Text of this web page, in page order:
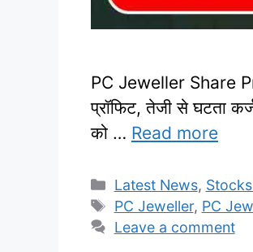
PC Jeweller Share
प्रॉफिट, तेजी से घटता
को … Read more
Categories
Latest News,
Tags
PC Jeweller, PC
Leave a comment